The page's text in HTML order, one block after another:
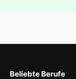
Beliebte Berufe